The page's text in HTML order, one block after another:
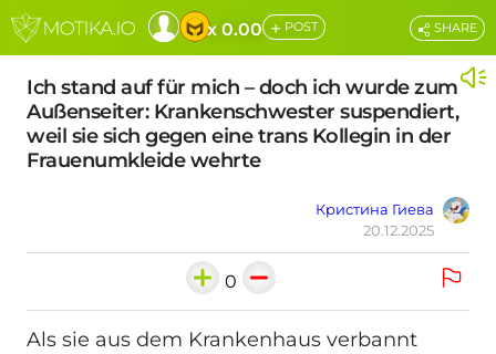
x 0.00 + POST
Ich stand auf für mich – doch ich wurde zum
Außenseiter: Krankenschwester suspendiert,
weil sie sich gegen eine trans Kollegin in der
Frauenumkleide wehrte
Кристина Гиева
20.12.2025
SHARE
0
Als sie aus dem Krankenhaus verbannt